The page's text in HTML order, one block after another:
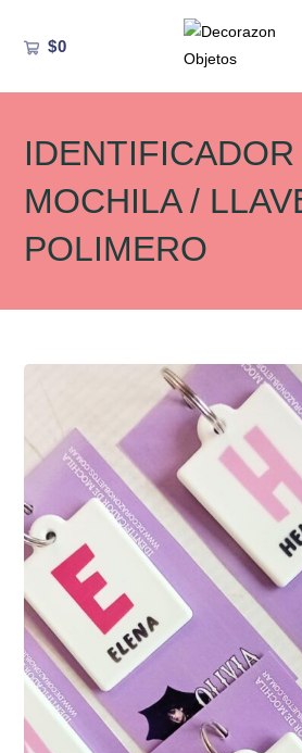
$0
IDENTIFICADOR
MOCHILA /
POLIMERO